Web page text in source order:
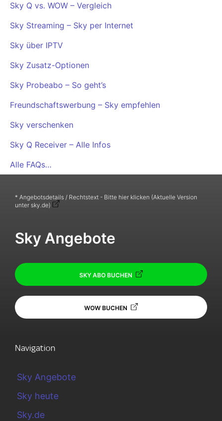
Sky Q vs. WOW – Vergleich
Sky Streaming – Sky per Internet
Sky über IPTV
Sky Zusatz-Optionen
Sky Probeabo – So geht’s
Freundschaftswerbung – Sky empfehlen
Sky verschenken
Sky Q Receiver – Alle Infos
Alle FAQs…
* Angebotsdetails / Rechtstext - Bitte hier klicken (Aktuelle Version
unter sky.de)
Sky Angebote
SKY ABO BUCHEN
WOW BUCHEN
Navigation
Sky Angebote
Sky heute
Sky.de